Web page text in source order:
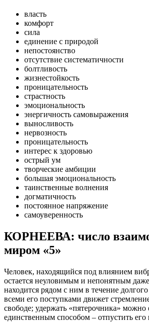
власть
комфорт
сила
единение с природой
непостоянство
отсутствие систематичности
болтливость
жизнестойкость
проницательность
страстность
эмоциональность
энергичность самовыражения
выносливость
нервозность
проницательность
интерес к здоровью
острый ум
творческие амбиции
большая эмоциональность
таинственные волнения
догматичность
постоянное напряжение
самоуверенность
КОРНЕЕВА: число
миром «5»
Человек, находящийся под влиянием
остается неуловимым и непонятным
находится рядом с ним в течение
всеми его поступками движет
свободе; удержать «пятерочника»
единственным способом – отпустить его